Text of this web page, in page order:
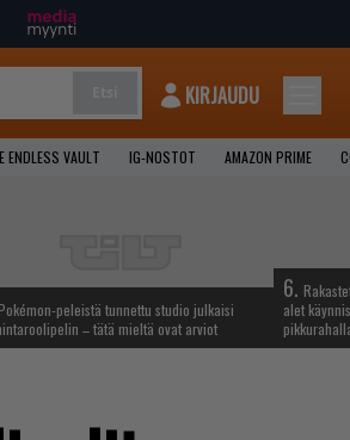
KIRJAUDU
ENDLESS VAULT IG-NOSTOT AMAZON PRIME
Pokémon-peleistä tunnettu studio julkaisi
– tätä mieltä ovat arviot
6.
alet